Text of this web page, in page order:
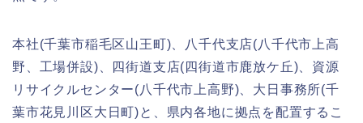
本社(千葉市稲毛区山王町)、八千代支店(八千代市上高
野、工場併設)、四街道支店(四街道市鹿放ケ丘)、資源
リサイクルセンター(八千代市上高野)、大日事務所(千
葉市花見川区大日町)と、県内各地に拠点を配置するこ